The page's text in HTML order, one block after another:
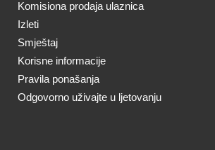
Komisiona prodaja ulaznica
Izleti
Smještaj
Korisne informacije
Pravila ponašanja
Odgovorno uživajte u ljetovanju